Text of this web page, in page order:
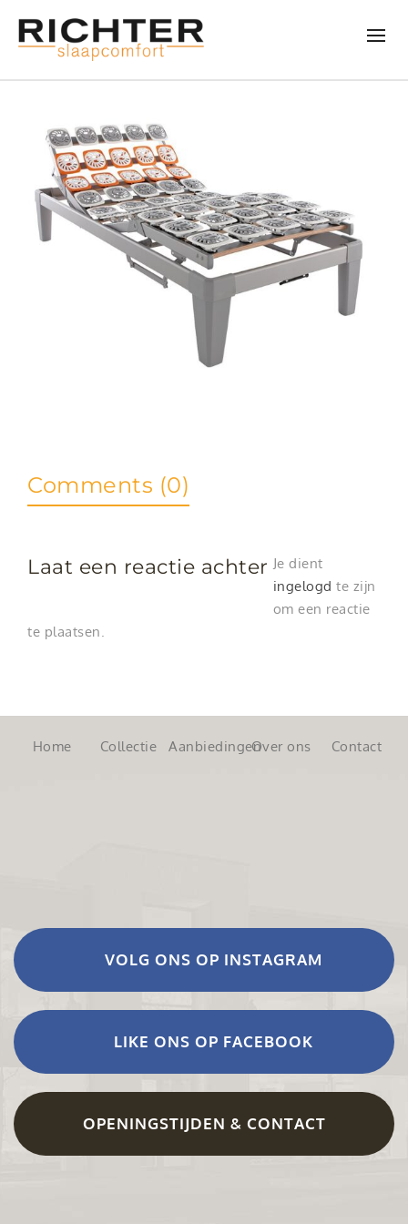
Comments (0)
Laat een reactie achter Je dient
ingelogd te zijn
om een reactie
te plaatsen.
Home Collectie AanbiedingenOver ons Contact
VOLG ONS OP INSTAGRAM
LIKE ONS OP FACEBOOK
OPENINGSTIJDEN & CONTACT